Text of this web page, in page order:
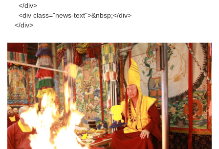
</div>
<div class="news-text">&nbsp;</div>
</div>